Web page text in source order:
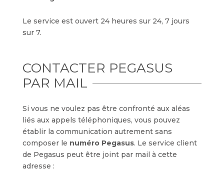
Le service est ouvert 24 heures sur 24, 7 jours
sur 7.
CONTACTER PEGASUS
PAR MAIL
Si vous ne voulez pas être confronté aux aléas
liés aux appels téléphoniques, vous pouvez
établir la communication autrement sans
composer le numéro Pegasus. Le service client
de Pegasus peut être joint par mail à cette
adresse :